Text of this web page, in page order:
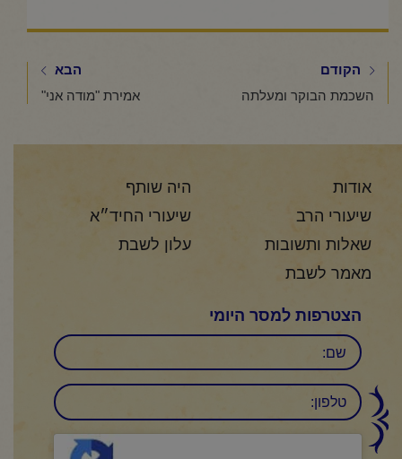
הקודם
השכמת הבוקר ומעלתה
הבא
אמירת "מודה אני"
אודות
היה שותף
שיעורי הרב
שיעורי החיד״א
שאלות ותשובות
עלון לשבת
מאמר לשבת
הצטרפות למסר היומי
שם
טלפון: